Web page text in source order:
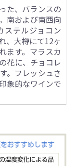
た、バランスの
南および南西向
ステルジョコン
、大樽にて12ヶ
ます。マラスカ
花に、チョコレ
。フレッシュさ
象的なワインで